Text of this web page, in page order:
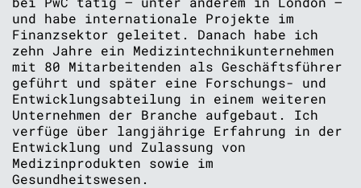
und habe internationale Projekte im
Finanzsektor geleitet. Danach habe ich
zehn Jahre ein Medizintechnikunternehmen
mit 80 Mitarbeitenden als Geschäftsführer
geführt und später eine Forschungs- und
Entwicklungsabteilung in einem weiteren
Unternehmen der Branche aufgebaut. Ich
verfüge über langjährige Erfahrung in der
Entwicklung und Zulassung von
Medizinprodukten sowie im
Gesundheitswesen.